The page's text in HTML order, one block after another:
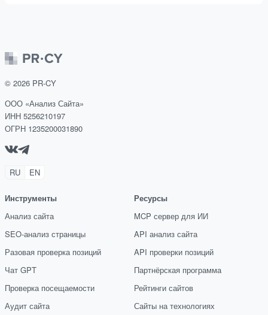
© 2026 PR-CY
ООО «Анализ Сайта»
ИНН 5256210197
ОГРН 1235200031890
RU EN
Инструменты
Анализ сайта
SEO-анализ страницы
Разовая проверка позиций
Чат GPT
Проверка посещаемости
Аудит сайта
Ресурсы
MCP сервер для ИИ
API анализ сайта
API проверки позиций
Партнёрская программа
Рейтинги сайтов
Сайты на технологиях